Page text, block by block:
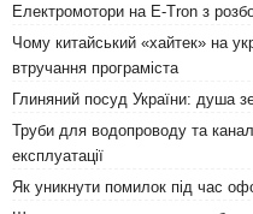
Електромотори на E-Tron з
Чому китайський «хайтек» на
втручання програміста
Глиняний посуд України: душа
Труби для водопроводу та
експлуатації
Як уникнути помилок під час